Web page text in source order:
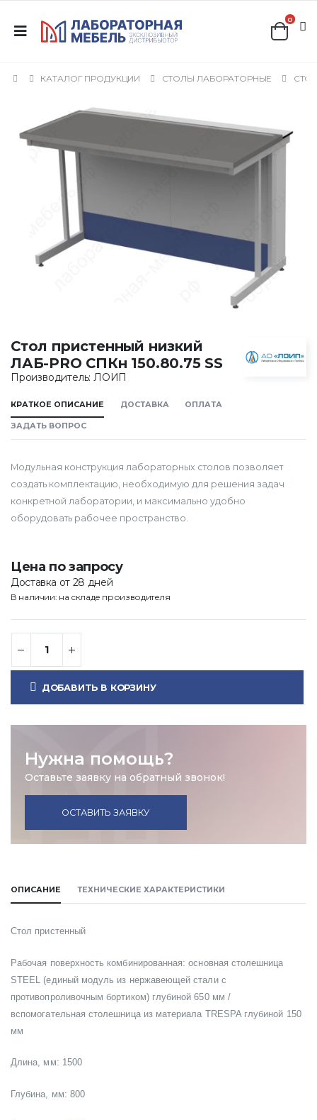
0
КАТАЛОГ ПРОДУКЦИИ СТОЛЫ ЛАБОРАТОРНЫЕ
Стол пристенный низкий
ЛАБ-PRO CПКн 150.80.75 SS
Производитель: ЛОИП
КРАТКОЕ ОПИСАНИЕ ДОСТАВКА ОПЛАТА
ЗАДАТЬ ВОПРОС
Модульная конструкция лабораторных столов позволяет
создать комплектацию, необходимую для решения задач
конкретной лаборатории, и максимально удобно
оборудовать рабочее пространство.
Цена по запросу
Доставка от 28 дней
В наличии: на складе производителя
ДОБАВИТЬ В КОРЗИНУ
Нужна помощь?
Оставьте заявку на обратный звонок!
ОСТАВИТЬ ЗАЯВКУ
ОПИСАНИЕ ТЕХНИЧЕСКИЕ ХАРАКТЕРИСТИКИ
Стол пристенный
Рабочая поверхность комбинированная: основная столешница
STEEL (единый модуль из нержавеющей стали с
противопроливочным бортиком) глубиной 650 мм /
вспомогательная столешница из материала TRESPA глубиной 150
мм
Длина, мм: 1500
Глубина, мм: 800